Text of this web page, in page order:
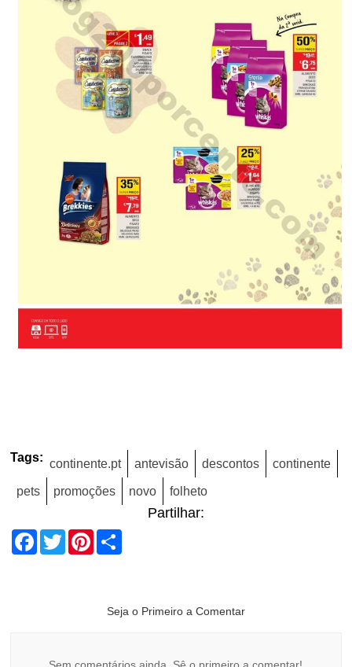
Tags: continente.pt antevisão descontos continente
pets promoções novo folheto
Partilhar:
Facebook
TwitterPinterest
Seja o Primeiro a Comentar